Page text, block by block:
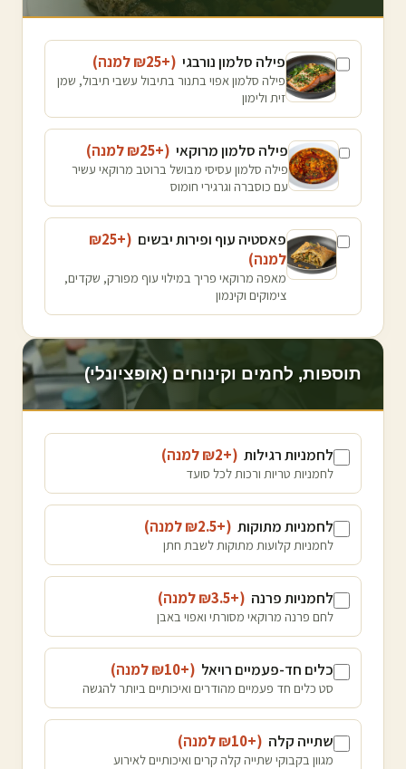
פילה סלמון נורבגי (+₪
25 למנה)
פילה סלמון אפוי בתנור בתיבול עשבי תיבול, שמן
זית ולימון
פילה סלמון מרוקאי (+₪
25 למנה)
פילה סלמון עסיסי מבושל ברוטב מרוקאי עשיר
עם כוסברה וגרגירי חומוס
פאסטיה עוף ופירות יבשים (+₪
25
למנה)
מאפה מרוקאי פריך במילוי עוף מפורק, שקדים,
צימוקים וקינמון
תוספות, לחמים וקינוחים (אופציונלי)
לחמניות רגילות (+₪
2 למנה)
לחמניות טריות ורכות לכל סועד
לחמניות מתוקות (+₪
2.5 למנה)
לחמניות קלועות מתוקות לשבת חתן
לחמניות פרנה (+₪
3.5 למנה)
לחם פרנה מרוקאי מסורתי ואפוי באבן
כלים חד-פעמיים רויאל (+₪
10 למנה)
סט כלים חד פעמיים מהודרים ואיכותיים ביותר להגשה
שתייה קלה (+₪
10 למנה)
מגוון בקבוקי שתייה קלה קרים ואיכותיים לאירוע